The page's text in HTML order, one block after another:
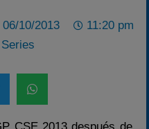
Campeonato
2022
06/10/2013
11:20 pm